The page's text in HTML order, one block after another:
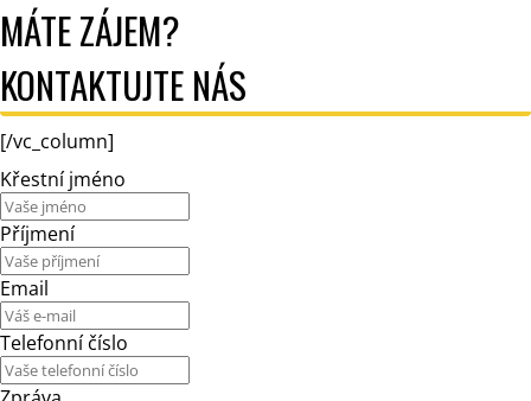
MÁTE ZÁJEM?
KONTAKTUJTE NÁS
[/vc_column]
Křestní jméno
Příjmení
Email
Telefonní číslo